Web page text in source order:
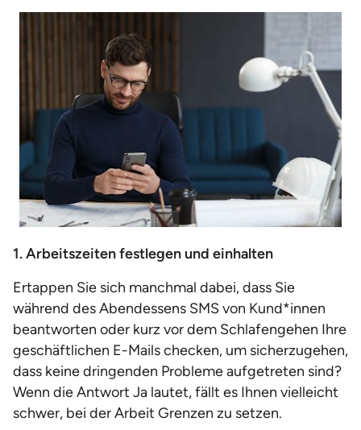
1. Arbeitszeiten festlegen und einhalten
Ertappen Sie sich manchmal dabei, dass Sie
während des Abendessens SMS von Kund*innen
beantworten oder kurz vor dem Schlafengehen Ihre
geschäftlichen E-Mails checken, um sicherzugehen,
dass keine dringenden Probleme aufgetreten sind?
Wenn die Antwort Ja lautet, fällt es Ihnen vielleicht
schwer, bei der Arbeit Grenzen zu setzen.